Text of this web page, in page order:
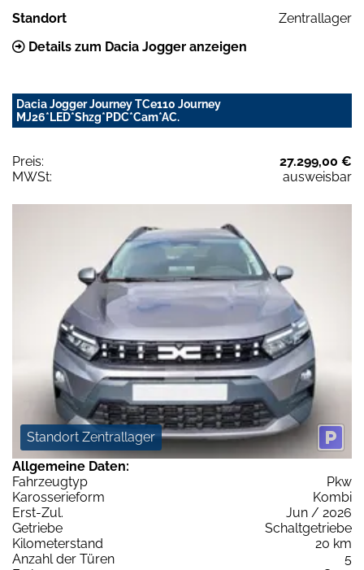
Standort
Zentrallager
Details zum Dacia Jogger anzeigen
Dacia Jogger Journey TCe110 Journey
MJ26*LED*Shzg*PDC*Cam*AC.
Preis:
27.299,00 €
MWSt:
ausweisbar
Standort Zentrallager
Allgemeine Daten:
Fahrzeugtyp
Pkw
Karosserieform
Kombi
Erst-Zul.
Jun / 2026
Getriebe
Schaltgetriebe
Kilometerstand
20 km
Anzahl der Türen
5